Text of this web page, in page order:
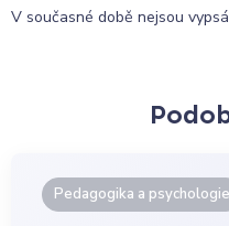
V současné době nejsou
Pedagogika a psychologie